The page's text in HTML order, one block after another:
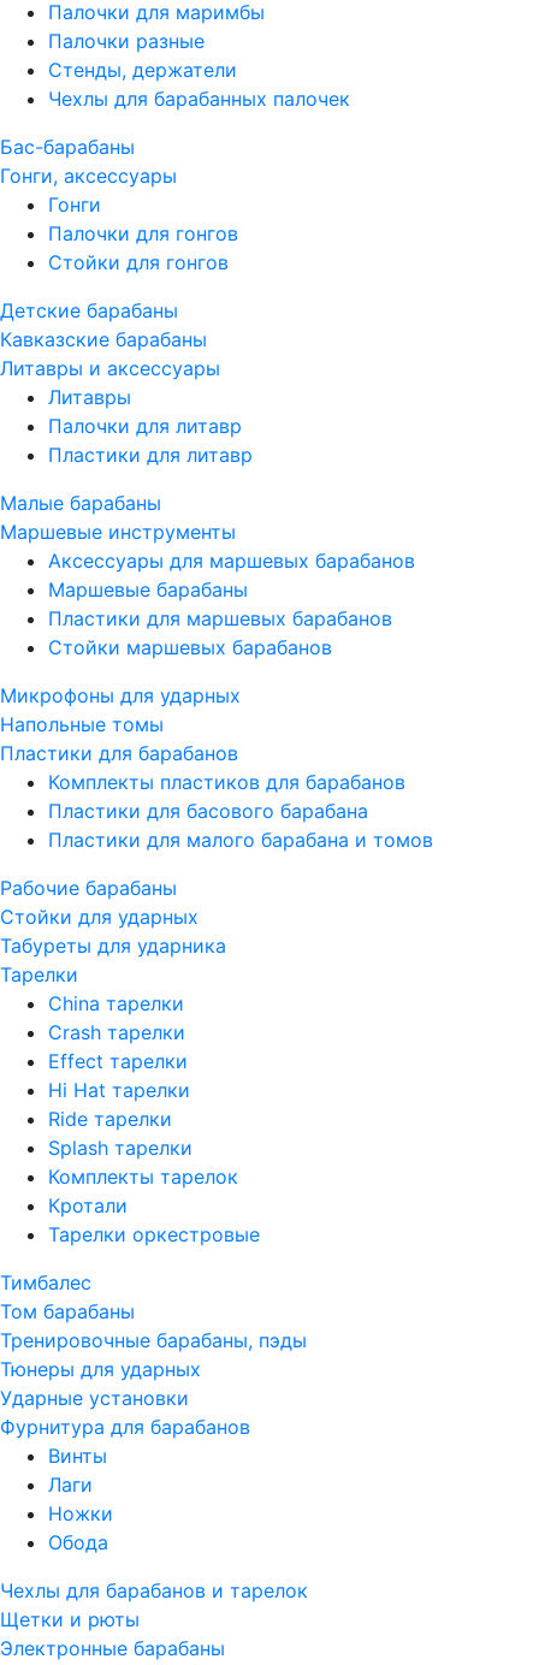
Палочки для маримбы
Палочки разные
Стенды, держатели
Чехлы для барабанных палочек
Бас-барабаны
Гонги, аксессуары
Гонги
Палочки для гонгов
Стойки для гонгов
Детские барабаны
Кавказские барабаны
Литавры и аксессуары
Литавры
Палочки для литавр
Пластики для литавр
Малые барабаны
Маршевые инструменты
Аксессуары для маршевых барабанов
Маршевые барабаны
Пластики для маршевых барабанов
Стойки маршевых барабанов
Микрофоны для ударных
Напольные томы
Пластики для барабанов
Комплекты пластиков для барабанов
Пластики для басового барабана
Пластики для малого барабана и томов
Рабочие барабаны
Стойки для ударных
Табуреты для ударника
Тарелки
China тарелки
Crash тарелки
Effect тарелки
Hi Hat тарелки
Ride тарелки
Splash тарелки
Комплекты тарелок
Кротали
Тарелки оркестровые
Тимбалес
Том барабаны
Тренировочные барабаны, пэды
Тюнеры для ударных
Ударные установки
Фурнитура для барабанов
Винты
Лаги
Ножки
Обода
Чехлы для барабанов и тарелок
Щетки и рюты
Электронные барабаны